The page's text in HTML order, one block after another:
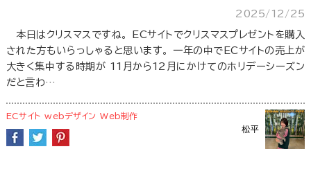
2025/12/25
本日はクリスマスですね。 ECサイトでクリスマスプレゼントを購入
された方もいらっしゃると思います。 一年の中でECサイトの売上が
大きく集中する時期が 11月から12月にかけてのホリデーシーズン
だと言わ…
松平
ECサイト webデザイン Web制作